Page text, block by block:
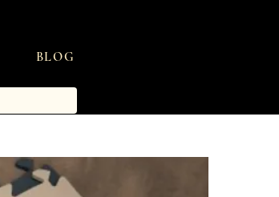
BLOG